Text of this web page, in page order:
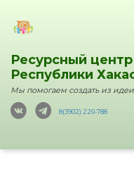
Ресурсный
Республики
Мы помогаем создать из
8(3902) 220-788